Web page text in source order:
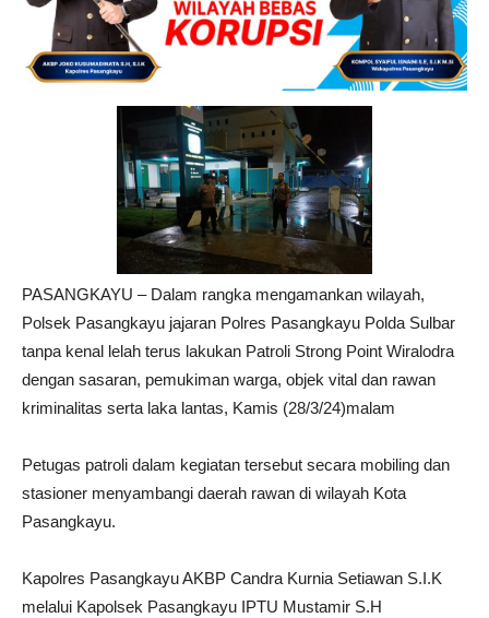
PASANGKAYU – Dalam rangka mengamankan wilayah,
Polsek Pasangkayu jajaran Polres Pasangkayu Polda Sulbar
tanpa kenal lelah terus lakukan Patroli Strong Point Wiralodra
dengan sasaran, pemukiman warga, objek vital dan rawan
kriminalitas serta laka lantas, Kamis (28/3/24)malam
Petugas patroli dalam kegiatan tersebut secara mobiling dan
stasioner menyambangi daerah rawan di wilayah Kota
Pasangkayu.
Kapolres Pasangkayu AKBP Candra Kurnia Setiawan S.I.K
melalui Kapolsek Pasangkayu IPTU Mustamir S.H